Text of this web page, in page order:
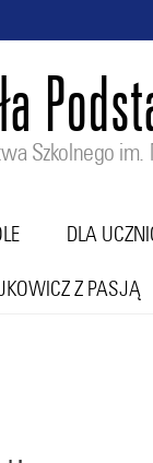
Szkolnego im.
DLA
Z PASJĄ